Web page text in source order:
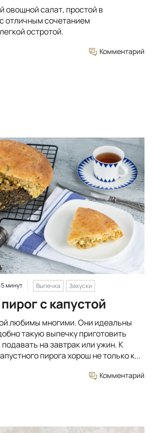
овощной салат, простой в
отличным сочетанием
остротой.
Комментарий
минут Выпечка Закуски
с капустой
любимы многими. Они идеальны
такую выпечку приготовить
на завтрак или ужин. К
пирога хорош не только к...
Комментарий